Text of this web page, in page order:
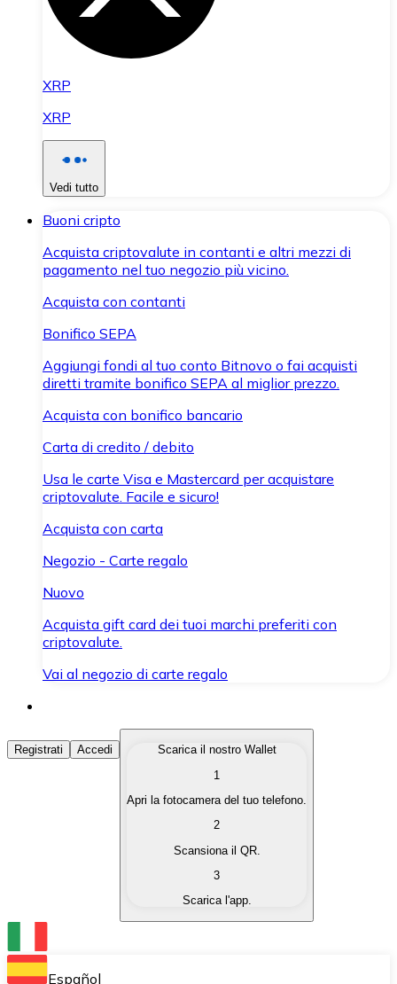
XRP
XRP
Vedi tutto
Buoni cripto
Acquista criptovalute in contanti e altri mezzi di
pagamento nel tuo negozio più vicino.
Acquista con contanti
Bonifico SEPA
Aggiungi fondi al tuo conto Bitnovo o fai acquisti
diretti tramite bonifico SEPA al miglior prezzo.
Acquista con bonifico bancario
Carta di credito / debito
Usa le carte Visa e Mastercard per acquistare
criptovalute. Facile e sicuro!
Acquista con carta
Negozio - Carte regalo
Nuovo
Acquista gift card dei tuoi marchi preferiti con
criptovalute.
Vai al negozio di carte regalo
Acquista Criptovalute
Acquista le criptovalute che ti interessano in modo
Converti le tue criptovalute in valuta fiat quando ne
Scambia una criptovaluta con un'altra
Conserva le tue cripto in un Wallet self-custodial.
Registrati Accedi
Scarica il nostro Wallet
1
Apri la fotocamera del tuo telefono.
2
Scansiona il QR.
3
Scarica l'app.
Español